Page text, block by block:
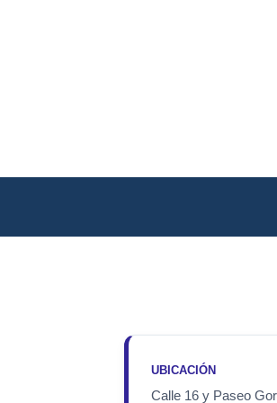
UBICACIÓN
Calle 16 y Paseo